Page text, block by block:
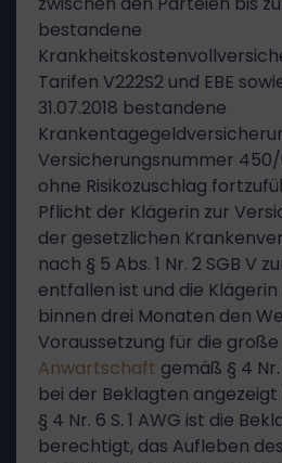
bestandene
Tarifen V222S2 und EBE
31.07.2018 bestandene
Versicherungsnummer 450/
ohne Risikozuschlag
Pflicht der Klägerin zur
der gesetzlichen
nach § 5 Abs. 1 Nr. 2 SGB V
entfallen ist und die
binnen drei Monaten den
Voraussetzung für die große
Anwartschaft gemäß § 4 Nr.
bei der Beklagten
§ 4 Nr. 6 S. 1 AWG ist die
berechtigt, das Aufleben des